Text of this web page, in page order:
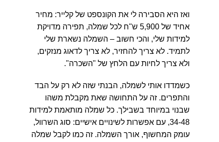
ואז היא הסבירה לי את הקונספט של קלייר: מחיר
אחיד של 5,900 ש"ח לכל שמלה, תפירה מדויקת
למידות שלי, והכי חשוב – השמלה נשארת שלי
לתמיד. לא צריך להחזיר, לא צריך לדאוג מנזקים,
ולא צריך לחיות עם הלחץ של "השכרה".
כשמדדו אותי לשמלה, הבנתי שזה לא רק על הבד
והתפרים. זה על התחושה שאת מקבלת משהו
שבנוי במיוחד בשבילך. כל שמלה מותאמת למידות
34-48, עם אפשרות לשינויים אישיים: סוג השרוול,
עומק המחשוף, אורך השמלה. זה כמו לקבל שמלה